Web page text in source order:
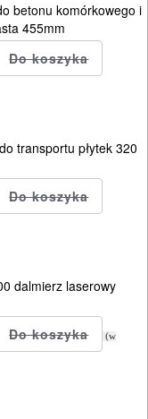
betonu komórkowego i
455mm
transportu płytek 320
dalmierz laserowy
(w